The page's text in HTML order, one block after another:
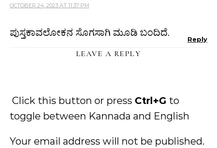
OCTOBER 24, 2023 AT 11:37 PM
ಪುಸ್ತಕಾವಲೋಕನ ಸೊಗಸಾಗಿ ಮೂಡಿ ಬಂದಿದೆ.
Reply
LEAVE A REPLY
Click this button or press Ctrl+G to
toggle between Kannada and English
Your email address will not be published.